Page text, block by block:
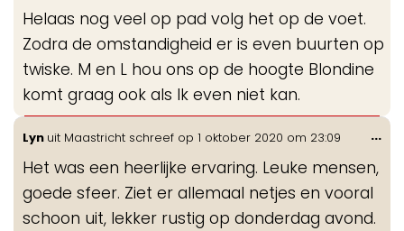
Helaas nog veel op pad volg het op de voet.
Zodra de omstandigheid er is even buurten op
twiske. M en L hou ons op de hoogte Blondine
komt graag ook als Ik even niet kan.
Lyn uit Maastricht schreef op 1 oktober 2020 om 23:09
Het was een heerlijke ervaring. Leuke mensen,
goede sfeer. Ziet er allemaal netjes en vooral
schoon uit, lekker rustig op donderdag avond.
...